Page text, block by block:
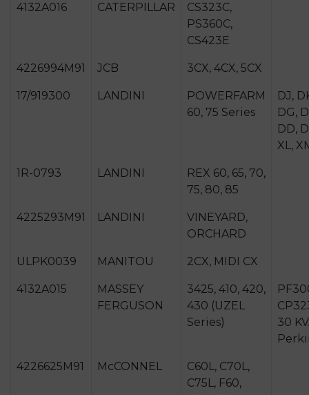
4132A016 CATERPILLAR
CS323C,
PS360C,
CS423E
4226994M91 JCB 3CX, 4CX, 5CX
17/919300 LANDINI
POWERFARM
60, 75 Series
DJ,
DG,
DD,
XL,
1R-0793 LANDINI
REX 60, 65, 70,
75, 80, 85
4225293M91 LANDINI
VINEYARD,
ORCHARD
ULPK0039 MANITOU 2CX, MIDI CX
4132A015
MASSEY
FERGUSON
3425, 410, 420,
430 (UZEL
Series)
30
4226625M91 McCONNEL
C60L, C70L,
C75L, F60,